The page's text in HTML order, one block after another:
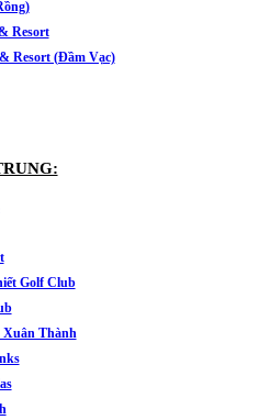
Resort
Resort (Đầm Vạc)
Golf Club
Thành